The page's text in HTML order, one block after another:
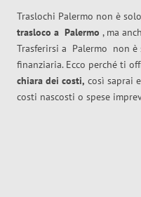
Traslochi Palermo non è
trasloco a Palermo , ma
Trasferirsi a Palermo non è
finanziaria. Ecco perché ti
chiara dei costi, così saprai
costi nascosti o spese